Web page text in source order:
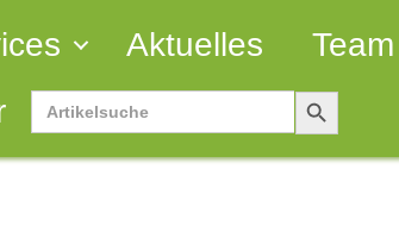
Aktuelles Team
Search
for:
Search
Button